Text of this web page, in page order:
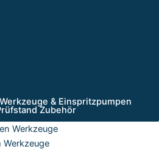
& Einspritzpumpen
Zubehör
Werkzeuge
Werkzeuge